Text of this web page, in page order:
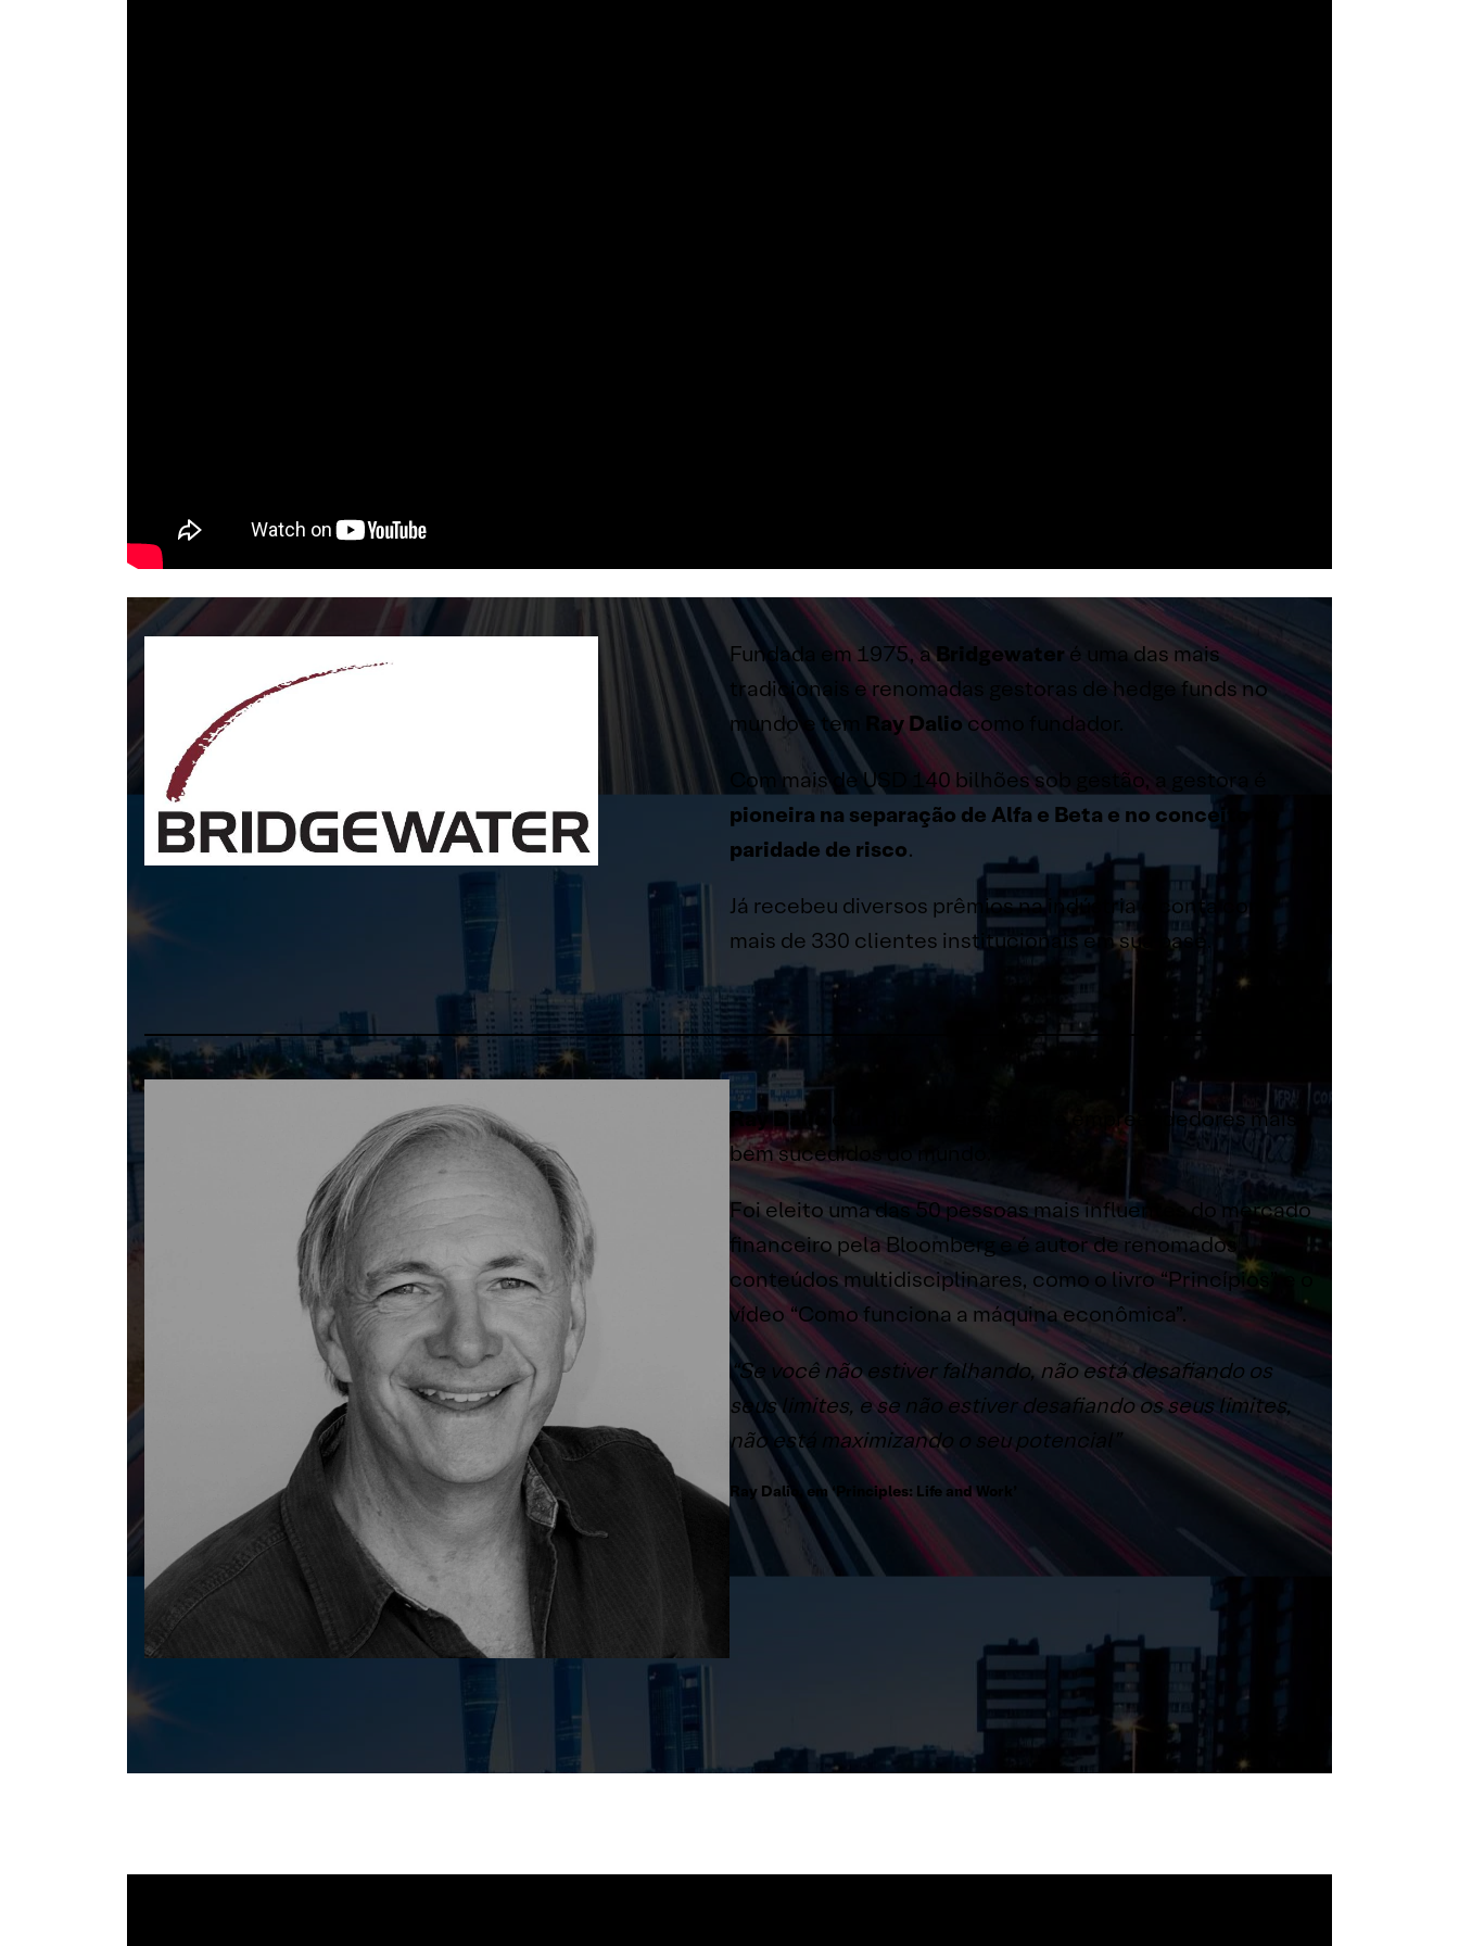
Fundada em 1975, aBridgewater é uma das mais
tradicionais e renomadas gestoras de hedge funds no
mundo e tem
Ray Daliocomo fundador.
Com mais de USD 140 bilhões sob gestão, a gestora é
pioneira na separação de Alfa e Beta e no conceito de
paridade de risco.
Já recebeu diversos prêmios na indústria e conta com
mais de 330 clientes institucionais em sua base.
Ray Dalio é um dos investidores e empreendedores mais
bem sucedidos do mundo.
Foi eleito uma das 50 pessoas mais influentes do mercado
financeiro pela Bloomberg e é autor de renomados
conteúdos multidisciplinares, como o livro “Princípios” e o
vídeo “Como funciona a máquina econômica”.
“Se você não estiver falhando, não está desafiando os
seus limites, e se não estiver desafiando os seus limites,
não está maximizando o seu potencial”
Ray Dalio, em ‘Principles: Life and Work’